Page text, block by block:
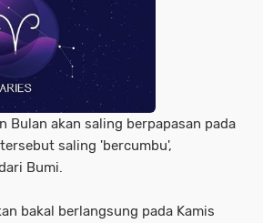
Bulan akan saling berpapasan pada
saling 'bercumbu',
Bumi.
bakal berlangsung pada Kamis